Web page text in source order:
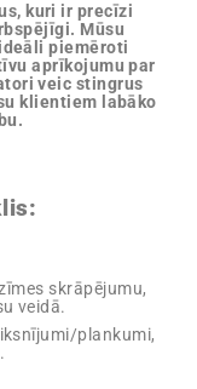
kuri ir precīzi
Mūsu
piemēroti
aprīkojumu par
veic stingrus
klientiem labāko
skrāpējumu,
veidā.
plankumi,